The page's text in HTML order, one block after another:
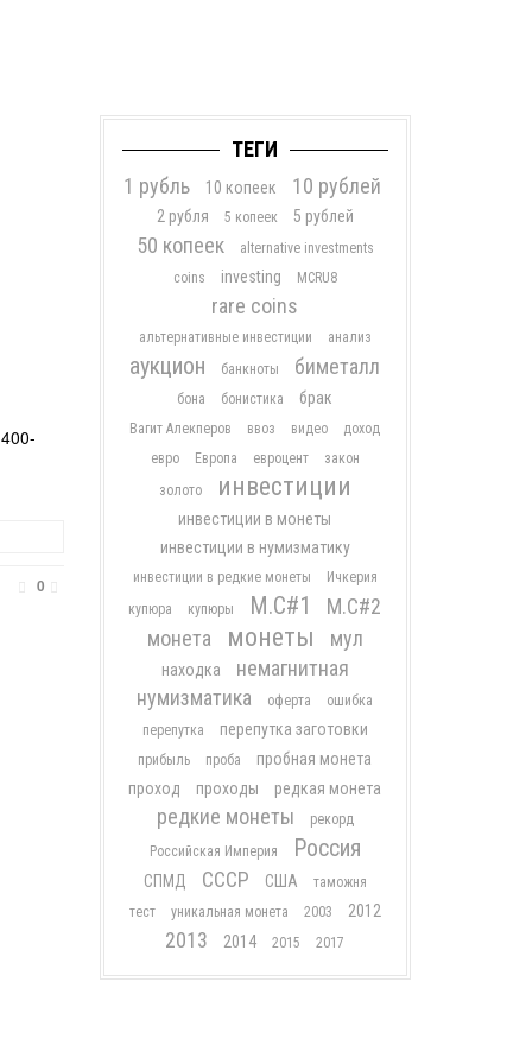
0
ТЕГИ
1 рубль
10 копеек 10 рублей
2 рубля 5 копеек 5 рублей
50 копеек
alternative investments
coins
investing MCRU8
rare coins
альтернативные инвестиции анализ
аукцион банкноты биметалл
бона бонистика брак
Вагит Алекперов ввоз видео
доход
евро
Европа евроцент
закон
золото
инвестиции
инвестиции в монеты
инвестиции в нумизматику
инвестиции в редкие монеты
Ичкерия
купюра
купюры М.С#1
М.С#2
монета
монеты мул
находка
немагнитная
нумизматика
оферта
ошибка
перепутка
перепутка заготовки
прибыль проба
пробная монета
проход
проходы редкая монета
редкие монеты
рекорд
Российская Империя
Россия
СПМД СССР США
таможня
тест
уникальная монета 2003 2012
2013 2014 2015 2017